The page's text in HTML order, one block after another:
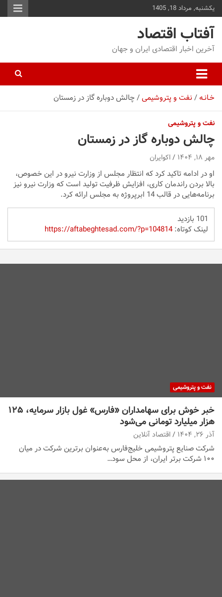
یکشنبه, مرداد 18, 1405
آفتاب اقتصاد
آخرین اخبار اقتصادی ایران و جهان
خـانـه نفت و پتروشیمی چالش دوباره گاز در زمستان
نفت و پتروشیمی
چالش دوباره گاز در زمستان
مهر ۱۸, ۱۴۰۴ اکوایران
او در ادامه تاکید کرد که انتظار مجلس از وزارت نیرو در این خصوص،
بالا بردن راندمان کاری، افزایش ظرفیت تولید است که وزارت نیرو نیز
برنامه‌هایی در قالب 14 ابرپروژه به مجلس ارائه کرد.
101 بازدید
لینک کوتاه:https://aftabeghtesad.com/?p=104814
نفت و پتروشیمی
خبر خوش برای سهامداران «فارس» غول بازار سرمایه، ۱۲۵
هزار میلیارد تومانی می‌شود
آذر ۲۶, ۱۴۰۴ اقتصاد آنلاین
شرکت صنایع پتروشیمی خلیج‌فارس به‌عنوان برترین شرکت در میان
۱۰۰ شرکت برتر ایران، از محل سود…